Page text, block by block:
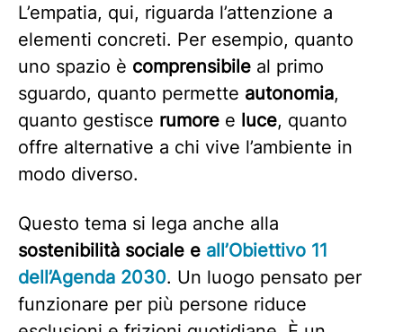
L’empatia, qui, riguarda l’attenzione a
elementi concreti. Per esempio, quanto
uno spazio è comprensibile al primo
sguardo, quanto permette autonomia,
quanto gestisce rumore e luce, quanto
offre alternative a chi vive l’ambiente in
modo diverso.
Questo tema si lega anche alla
sostenibilità sociale e all’Obiettivo 11
dell’Agenda 2030. Un luogo pensato per
funzionare per più persone riduce